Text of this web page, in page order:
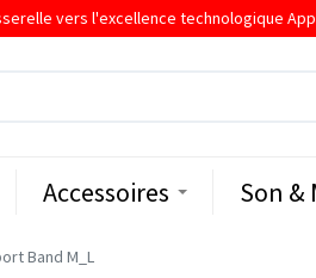
vers l'excellence technologique
Accessoires Son &
Band M_L